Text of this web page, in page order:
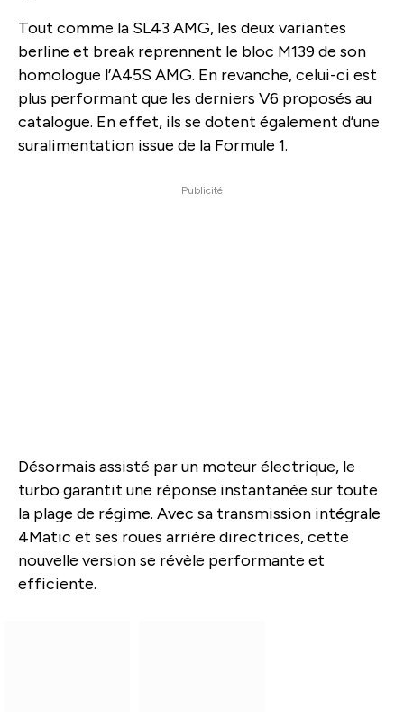
Tout comme la SL43 AMG, les deux variantes
berline et break reprennent le bloc M139 de son
homologue l’A45S AMG. En revanche, celui-ci est
plus performant que les derniers V6 proposés au
catalogue. En effet, ils se dotent également d’une
suralimentation issue de la Formule 1.
Publicité
Désormais assisté par un moteur électrique, le
turbo garantit une réponse instantanée sur toute
la plage de régime. Avec sa transmission intégrale
4Matic et ses roues arrière directrices, cette
nouvelle version se révèle performante et
efficiente.